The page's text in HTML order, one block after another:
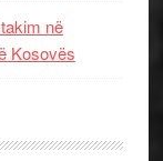
në
Kosovës